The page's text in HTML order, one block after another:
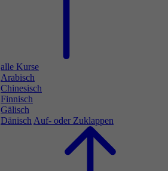
alle Kurse
Arabisch
Chinesisch
Finnisch
Gälisch
Dänisch Auf- oder Zuklappen